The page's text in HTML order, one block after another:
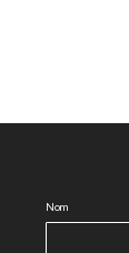
Nom